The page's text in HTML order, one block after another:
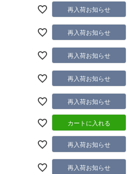
再入荷お知らせ
再入荷お知らせ
再入荷お知らせ
再入荷お知らせ
再入荷お知らせ
カートに入れる
再入荷お知らせ
再入荷お知らせ